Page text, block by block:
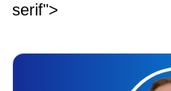
serif">